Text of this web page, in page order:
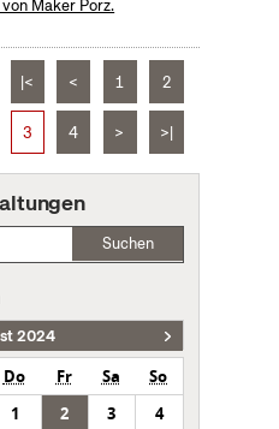
Maker Porz.
|< < 1 2
3 4 > >|
Suchen
2024
Do Fr Sa
So
1
2 3
4